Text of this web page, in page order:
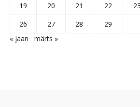
19
20 21 22 23
26
27 28
29
« jaan
märts »